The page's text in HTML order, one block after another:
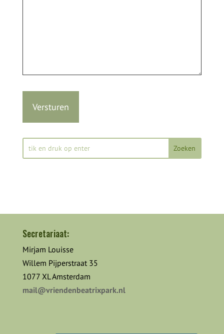
Versturen
Secretariaat:
Mirjam Louisse
Willem Pijperstraat 35
1077 XL Amsterdam
mail@vriendenbeatrixpark.nl